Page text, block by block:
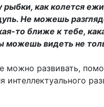
как колется
Не можешь
то ближе к тебе,
можешь видеть не
можно развивать,